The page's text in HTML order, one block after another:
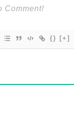
{} [+]